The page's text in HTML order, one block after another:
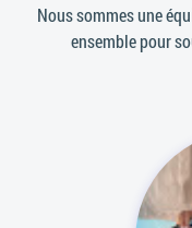
Nous sommes une
ensemble pour